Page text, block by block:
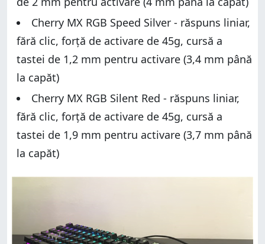
Cherry MX RGB Speed Silver - răspuns liniar,
fără clic, forță de activare de 45g, cursă a
tastei de 1,2 mm pentru activare (3,4 mm până
la capăt)
Cherry MX RGB Silent Red - răspuns liniar,
fără clic, forță de activare de 45g, cursă a
tastei de 1,9 mm pentru activare (3,7 mm până
la capăt)